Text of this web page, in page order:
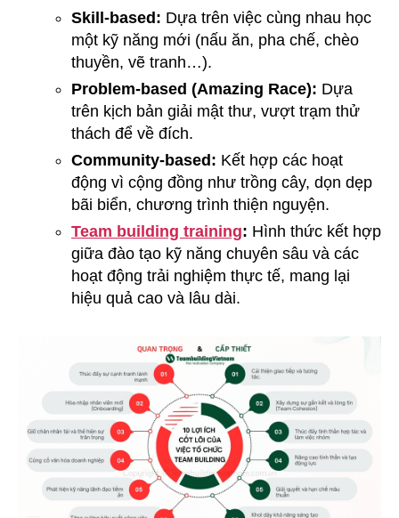
Skill-based: Dựa trên việc cùng nhau học
một kỹ năng mới (nấu ăn, pha chế, chèo
thuyền, vẽ tranh…).
Problem-based (Amazing Race): Dựa
trên kịch bản giải mật thư, vượt trạm thử
thách để về đích.
Community-based: Kết hợp các hoạt
động vì cộng đồng như trồng cây, dọn dẹp
bãi biển, chương trình thiện nguyện.
Team building training: Hình thức kết hợp
giữa đào tạo kỹ năng chuyên sâu và các
hoạt động trải nghiệm thực tế, mang lại
hiệu quả cao và lâu dài.